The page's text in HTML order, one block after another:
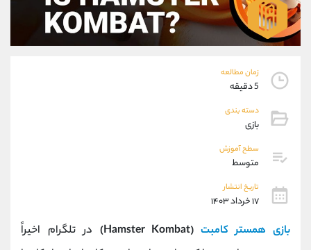
زمان مطالعه
5 دقیقه
دسته بندی
بازی
سطح آموزش
متوسط
تاریخ انتشار
۱۷ خرداد ۱۴۰۳
بازی همستر کامبت (Hamster Kombat)
در تلگرام اخیراً
09927779040
واتساپ شروع گفتگو
تلگرام
پشتیبان فروش
موبایل
اطلاعات تماس
تلفن 021-22021030